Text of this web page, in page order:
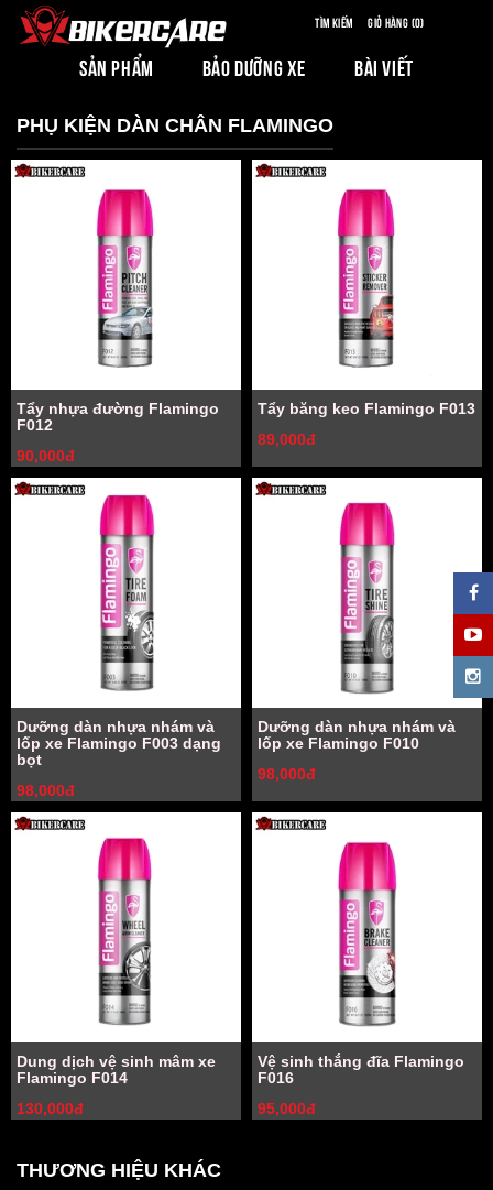
Tìm kiếm Giỏ hàng (0)
SẢN PHẨM BẢO DƯỠNG XE BÀI VIẾT
PHỤ KIỆN DÀN CHÂN FLAMINGO
Tẩy nhựa đường Flamingo
F012
90,000đ
Tẩy băng keo Flamingo F013
89,000đ
Dưỡng dàn nhựa nhám và
lốp xe Flamingo F003 dạng
bọt
98,000đ
Dưỡng dàn nhựa nhám và
lốp xe Flamingo F010
98,000đ
Dung dịch vệ sinh mâm xe
Flamingo F014
130,000đ
Vệ sinh thắng đĩa Flamingo
F016
95,000đ
THƯƠNG HIỆU KHÁC